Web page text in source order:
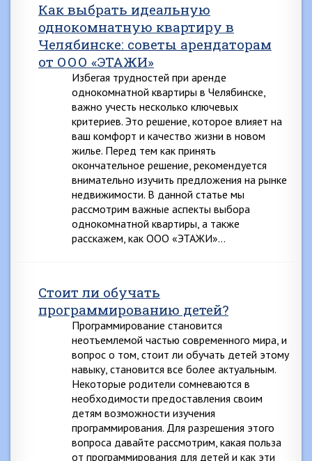
Как выбрать идеальную
однокомнатную квартиру в
Челябинске: советы арендаторам
от ООО «ЭТАЖИ»
Избегая трудностей при аренде
однокомнатной квартиры в Челябинске,
важно учесть несколько ключевых
критериев. Это решение, которое влияет на
ваш комфорт и качество жизни в новом
жилье. Перед тем как принять
окончательное решение, рекомендуется
внимательно изучить предложения на рынке
недвижимости. В данной статье мы
рассмотрим важные аспекты выбора
однокомнатной квартиры, а также
расскажем, как ООО «ЭТАЖИ»…
Стоит ли обучать
программированию детей?
Программирование становится
неотъемлемой частью современного мира, и
вопрос о том, стоит ли обучать детей этому
навыку, становится все более актуальным.
Некоторые родители сомневаются в
необходимости предоставления своим
детям возможности изучения
программирования. Для разрешения этого
вопроса давайте рассмотрим, какая польза
от программирования для детей и как эти